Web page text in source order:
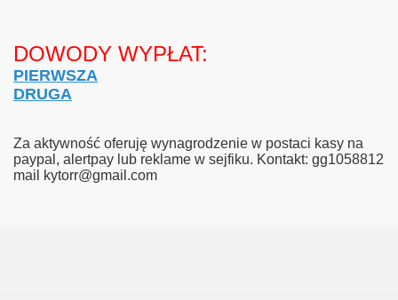
DOWODY WYPŁAT:
PIERWSZA
DRUGA
Za aktywność oferuję wynagrodzenie w postaci kasy na
paypal, alertpay lub reklame w sejfiku. Kontakt: gg1058812
mail kytorr@gmail.com